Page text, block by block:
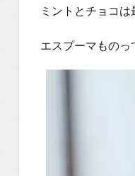
ミントとチョコは
エスプーマものっ